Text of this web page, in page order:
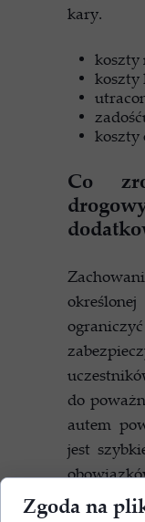
kary.
koszty
koszty
koszty
Co
do
autem
jest
Zgoda na